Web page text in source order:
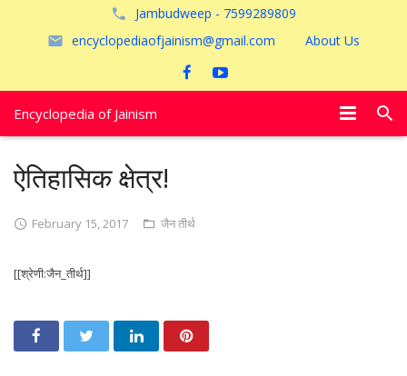
Jambudweep - 7599289809
encyclopediaofjainism@gmail.com
About Us
Encyclopedia of Jainism
अयोध्या
ऐतिहासिक क्षेत्र!
February 15, 2017 जैन तीर्थ
[[श्रेणी:जैन_तीर्थ]]